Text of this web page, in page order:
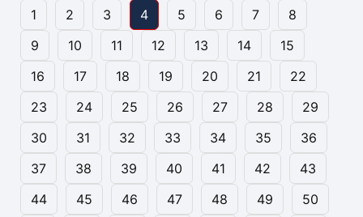
1 2 3 4 5 6 7
8
9
10 11 12 13 14
15
16
17 18 19 20 21
22
23
24 25 26 27 28
29
30
31 32 33 34 35
36
37
38 39 40 41 42
43
44
45 46 47 48 49
50